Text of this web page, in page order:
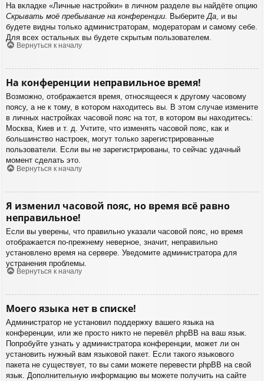
На вкладке «Личные настройки» в личном разделе вы найдёте опцию
Скрывать моё пребывание на конференции . Выберите Да , и вы
будете видны только администраторам, модераторам и самому себе.
Для всех остальных вы будете скрытым пользователем.
Вернуться к началу
На конференции неправильное время!
Возможно, отображается время, относящееся к другому часовому
поясу, а не к тому, в котором находитесь вы. В этом случае измените
в личных настройках часовой пояс на тот, в котором вы находитесь:
Москва, Киев и т. д. Учтите, что изменять часовой пояс, как и
большинство настроек, могут только зарегистрированные
пользователи. Если вы не зарегистрированы, то сейчас удачный
момент сделать это.
Вернуться к началу
Я изменил часовой пояс, но время всё равно
неправильное!
Если вы уверены, что правильно указали часовой пояс, но время
отображается по-прежнему неверное, значит, неправильно
установлено время на сервере. Уведомите администратора для
устранения проблемы.
Вернуться к началу
Моего языка нет в списке!
Администратор не установил поддержку вашего языка на
конференции, или же просто никто не перевёл phpBB на ваш язык.
Попробуйте узнать у администратора конференции, может ли он
установить нужный вам языковой пакет. Если такого языкового
пакета не существует, то вы сами можете перевести phpBB на свой
язык. Дополнительную информацию вы можете получить на сайте